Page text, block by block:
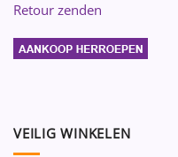
Retour zenden
VEILIG WINKELEN